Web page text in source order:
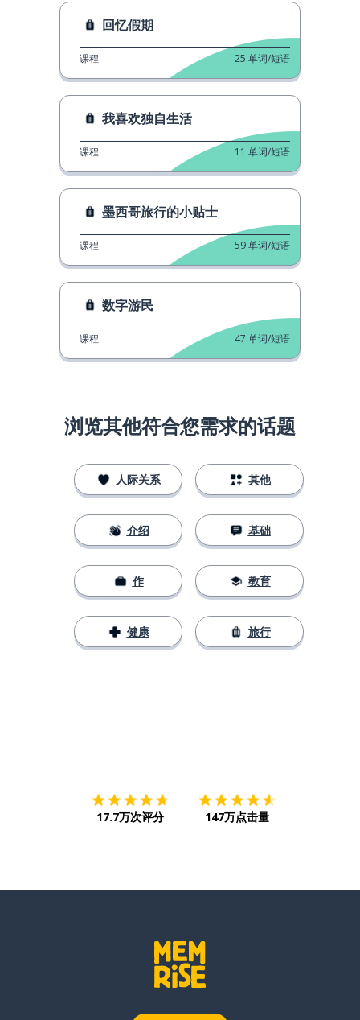
回忆假期
课程 25 单词/短语
我喜欢独自生活
课程 11 单词/短语
墨西哥旅行的小贴士
课程 59单词/短语
数字游民
课程 47 单词/短语
浏览其他符合您需求的话题
人际关系
介绍
作
健康
其他
基础
教育
旅行
17.7万次评分 147万点击量